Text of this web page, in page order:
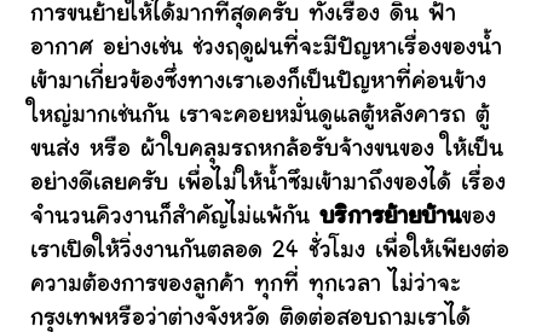
การขนย้ายให้ได้มากที่สุดครับ ทั้งเรื่อง ดิน ฟ้า
อากาศ อย่างเช่น ช่วงฤดูฝนที่จะมีปัญหาเรื่องของน้ำ
เข้ามาเกี่ยวข้องซึ่งทางเราเองก็เป็นปัญหาที่ค่อนข้าง
ใหญ่มากเช่นกัน เราจะคอยหมั่นดูแลตู้หลังคารถ ตู้
ขนส่ง หรือ ผ้าใบคลุมรถหกล้อรับจ้างขนของ ให้เป็น
อย่างดีเลยครับ เพื่อไม่ให้น้ำซึมเข้ามาถึงของได้ เรื่อง
จำนวนคิวงานก็สำคัญไม่แพ้กันบริการย้ายบ้านของ
เราเปิดให้วิ่งงานกันตลอด 24 ชั่วโมง เพื่อให้เพียงต่อ
ความต้องการของลูกค้า ทุกที่ ทุกเวลา ไม่ว่าจะ
กรุงเทพหรือว่าต่างจังหวัด ติดต่อสอบถามเราได้